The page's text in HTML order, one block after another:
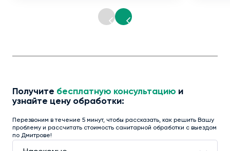
Получите бесплатную консультацию и
узнайте цену обработки:
Перезвоним в течение 5 минут, чтобы рассказать, как решить Вашу
проблему и рассчитать стоимость санитарной обработки с выездом
по Дмитрове!